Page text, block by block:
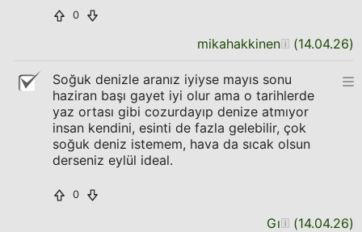
0
mikahakkinen (14.04.26)
Soğuk denizle aranız iyiyse mayıs sonu
haziran başı gayet iyi olur ama o tarihlerde
yaz ortası gibi cozurdayıp denize atmıyor
insan kendini, esinti de fazla gelebilir, çok
soğuk deniz istemem, hava da sıcak olsun
derseniz eylül ideal.
0
Gı (14.04.26)